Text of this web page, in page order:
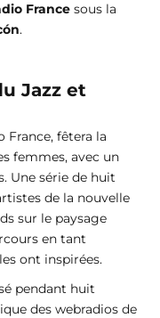
France sous la
.
Jazz et
France, fêtera la
femmes, avec un
Une série de huit
de la nouvelle
sur le paysage
en tant
ont inspirées.
pendant huit
des webradios de